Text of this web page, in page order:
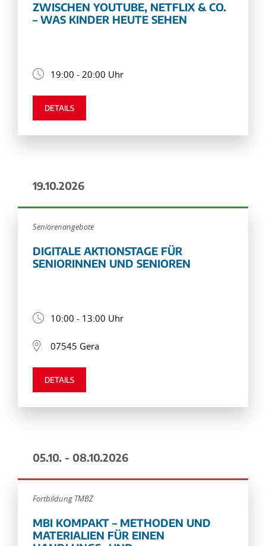
ZWISCHEN YOUTUBE, NETFLIX & CO.
– WAS KINDER HEUTE SEHEN
19:00 - 20:00 Uhr
DETAILS
19.10.2026
Seniorenangebote
DIGITALE AKTIONSTAGE FÜR
SENIORINNEN UND SENIOREN
10:00 - 13:00 Uhr
07545 Gera
DETAILS
05.10. - 08.10.2026
Fortbildung TMBZ
MBI KOMPAKT – METHODEN UND
MATERIALIEN FÜR EINEN